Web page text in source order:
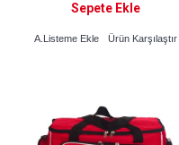
Sepete Ekle
A.Listeme Ekle Ürün Karşılaştır